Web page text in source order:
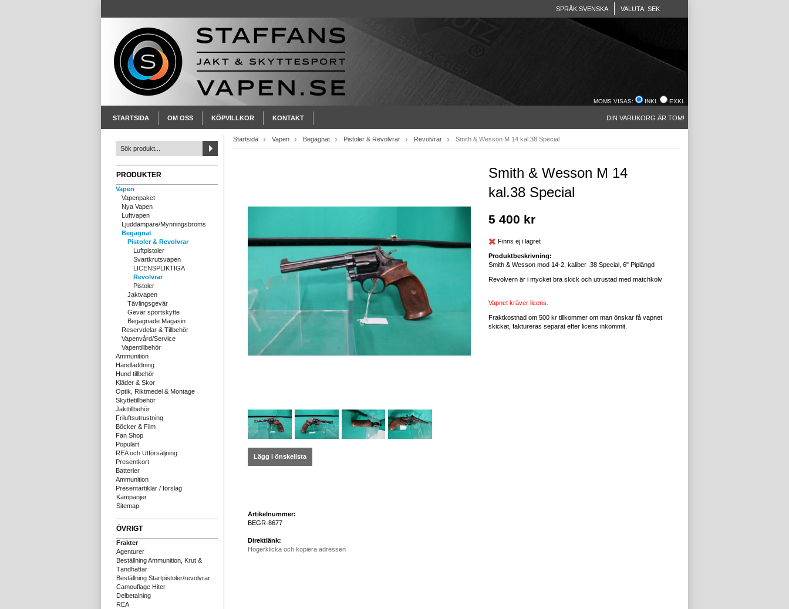
SPRÅK SVENSKA VALUTA: SEK
MOMS VISAS: INKL EXKL
STARTSIDA OM OSS KÖPVILLKOR KONTAKT DIN VARUKORG ÄR TOM!
PRODUKTER
Vapen
Vapenpaket
Nya Vapen
Luftvapen
Ljuddämpare/Mynningsbroms
Begagnat
Pistoler & Revolvrar
Luftpistoler
Svartkrutsvapen
LICENSPLIKTIGA
Revolvrar
Pistoler
Jaktvapen
Tävlingsgevär
Gevär sportskytte
Begagnade Magasin
Reservdelar & Tillbehör
Vapenvård/Service
Vapentillbehör
Ammunition
Handladdning
Hund tillbehör
Kläder & Skor
Optik, Riktmedel & Montage
Skyttetillbehör
Jakttillbehör
Friluftsutrustning
Böcker & Film
Fan Shop
Populärt
REA och Utförsäljning
Presentkort
Batterier
Ammunition
Presentartiklar / förslag
Kampanjer
Sitemap
ÖVRIGT
Frakter
Agenturer
Beställning Ammunition, Krut &
Tändhattar
Beställning Startpistoler/revolvrar
Camouflage Hiter
Delbetalning
REA
Startsida Vapen Begagnat Pistoler & Revolvrar Revolvrar Smith & Wesson M 14 kal.38 Special
Lägg i önskelista
Artikelnummer:
BEGR-8677
Direktlänk:
Högerklicka och kopiera adressen
Smith & Wesson M 14
kal.38 Special
5 400 kr
Finns ej i lagret
Produktbeskrivning:
Smith & Wesson mod 14-2, kaliber .38 Special, 6" Piplängd
Revolvern är i mycket bra skick och utrustad med matchkolv
Vapnet kräver licens.
Fraktkostnad om 500 kr tillkommer om man önskar få vapnet
skickat, faktureras separat efter licens inkommit.